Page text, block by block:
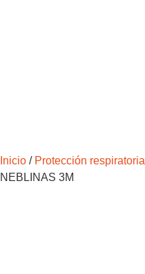
Inicio / Protección respiratoria
NEBLINAS 3M